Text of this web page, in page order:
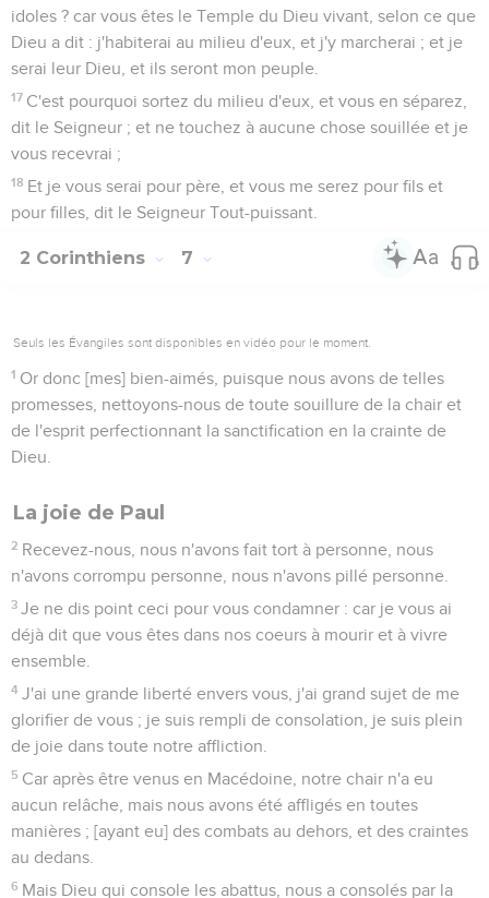
idoles ? car vous êtes le Temple du Dieu vivant, selon ce que
Dieu a dit : j'habiterai au milieu d'eux, et j'y marcherai ; et je
serai leur Dieu, et ils seront mon peuple.
17 C'est pourquoi sortez du milieu d'eux, et vous en séparez,
dit le Seigneur ; et ne touchez à aucune chose souillée et je
vous recevrai ;
18 Et je vous serai pour père, et vous me serez pour fils et
pour filles, dit le Seigneur Tout-puissant.
2 Corinthiens 7
Seuls les Évangiles sont disponibles en vidéo pour le moment.
1 Or donc [mes] bien-aimés, puisque nous avons de telles
promesses, nettoyons-nous de toute souillure de la chair et
de l'esprit perfectionnant la sanctification en la crainte de
Dieu.
La joie de Paul
2 Recevez-nous, nous n'avons fait tort à personne, nous
n'avons corrompu personne, nous n'avons pillé personne.
3 Je ne dis point ceci pour vous condamner : car je vous ai
déjà dit que vous êtes dans nos coeurs à mourir et à vivre
ensemble.
4 J'ai une grande liberté envers vous, j'ai grand sujet de me
glorifier de vous ; je suis rempli de consolation, je suis plein
de joie dans toute notre affliction.
5 Car après être venus en Macédoine, notre chair n'a eu
aucun relâche, mais nous avons été affligés en toutes
manières ; [ayant eu] des combats au dehors, et des craintes
au dedans.
6 Mais Dieu qui console les abattus, nous a consolés par la